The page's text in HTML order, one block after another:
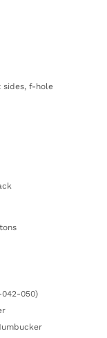
sides, f-hole
042-050)